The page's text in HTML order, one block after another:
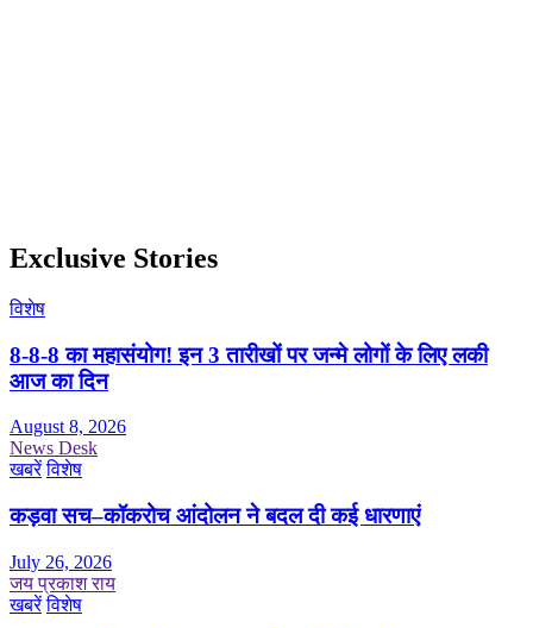
Exclusive Stories
विशेष
8-8-8 का महासंयोग! इन 3 तारीखों पर जन्मे लोगों के लिए लकी
आज का दिन
August 8, 2026
News Desk
खबरें विशेष
कड़वा सच–कॉकरोच आंदोलन ने बदल दी कई धारणाएं
July 26, 2026
जय प्रकाश राय
खबरें विशेष